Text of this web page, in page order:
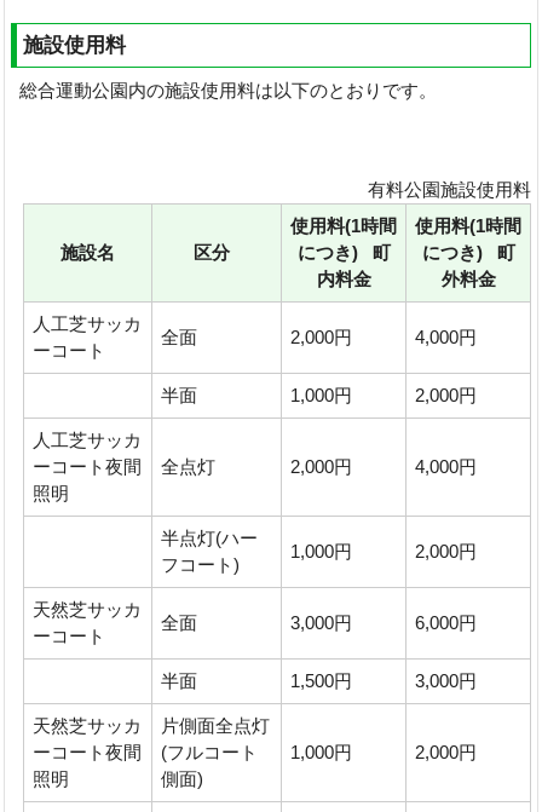
施設使用料
総合運動公園内の施設使用料は以下のとおりです。
有料公園施設使用料
施設名 区分
使用料(1時間
につき) 町
内料金
使用料(1時間
につき) 町
外料金
人工芝サッカ
ーコート
全面 2,000円 4,000円
半面 1,000円 2,000円
人工芝サッカ
ーコート夜間
照明
全点灯 2,000円 4,000円
半点灯(ハー
フコート)
1,000円 2,000円
天然芝サッカ
ーコート
全面 3,000円 6,000円
半面 1,500円 3,000円
天然芝サッカ
ーコート夜間
照明
片側面全点灯
(フルコート
側面)
1,000円 2,000円